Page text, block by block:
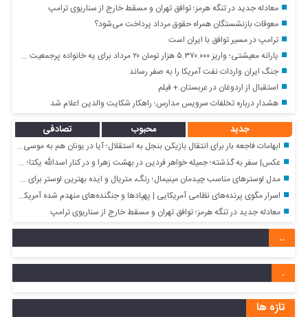
معادله جدید در تنگه هرمز؛ توافق تهران و مسقط خارج از سناریوی ترامپ
معوقات بازنشستگان همراه حقوق مرداد پرداخت می‌شود؟
ترامپ در مسیر توافق با ایران است
یارانه معیشتی؛ واریز ۵.۳۷۰.۰۰۰ هزار تومان ۲۰ مرداد برای یه خانواده پرجمعیت ۶ نفره
جنگ ایران واردات نفت آمریکا را به صفر رساند
استقبال از اردوغان در عربستان + فیلم
هشدار درباره تخلفات سرویس مدارس؛ راهکار شکایت والدین اعلام شد
جدید محبوب تصادفی
ابهامات فاجعه بار برای انتقال بازیکن بنجل به استقلال؛ آیا در یونان هم به موسی جنپو یک میلیون دلار پیش پرداخت دادند؟!
عکس| سفر به گذشته؛ جمیله خواهر فردین در بهشت زهرا و در کنار اسدالله یکتا؛ سال ۹۷
مدل لوسترهای مناسب چیدمان مینیمال؛ رنگ، متریال و ایده بهترین لوستر برای هر فضا
اسرار مگوی پرنده‌های نظامی آمریکایی | پهپادها و جنگنده‌های منهدم شده آمریکایی توسط نیروی هوافضای سپاه + فیلم
معادله جدید در تنگه هرمز؛ توافق تهران و مسقط خارج از سناریوی ترامپ
..
.
تازه ها